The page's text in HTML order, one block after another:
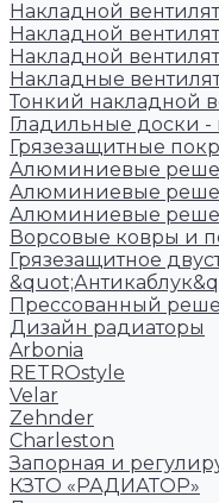
Накладной
Накладной
Накладной
Накладные
Тонкий накладной
Гладильные доски -
Грязезащитные
Алюминиевые
Алюминиевые
Алюминиевые
Ворсовые ковры и
Грязезащитное
Прессованный
Дизайн радиаторы
Arbonia
RETROstyle
Velar
Zehnder
Charleston
Запорная и
КЗТО «РАДИАТОР»